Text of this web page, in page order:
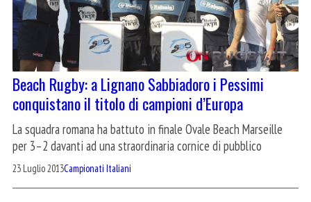
Beach Rugby: a Lignano Sabbiadoro i Pessimi
conquistano il titolo di campioni d’Europa
La squadra romana ha battuto in finale Ovale Beach Marseille
per 3–2 davanti ad una straordinaria cornice di pubblico
23 Luglio 2013Campionati Italiani